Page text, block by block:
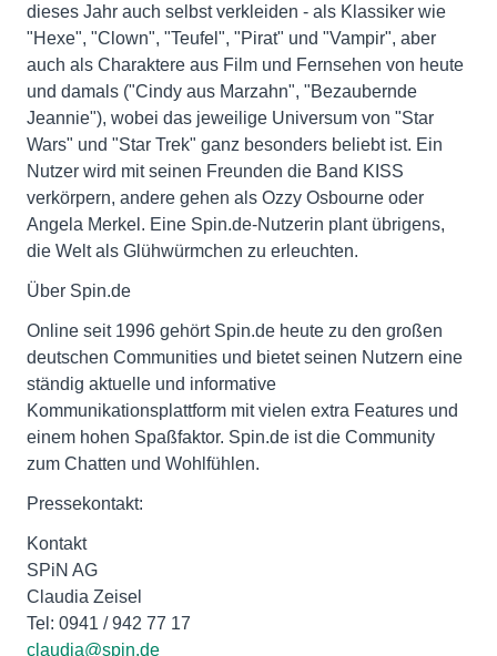
dieses Jahr auch selbst verkleiden - als Klassiker wie
"Hexe", "Clown", "Teufel", "Pirat" und "Vampir", aber
auch als Charaktere aus Film und Fernsehen von heute
und damals ("Cindy aus Marzahn", "Bezaubernde
Jeannie"), wobei das jeweilige Universum von "Star
Wars" und "Star Trek" ganz besonders beliebt ist. Ein
Nutzer wird mit seinen Freunden die Band KISS
verkörpern, andere gehen als Ozzy Osbourne oder
Angela Merkel. Eine Spin.de-Nutzerin plant übrigens,
die Welt als Glühwürmchen zu erleuchten.
Über Spin.de
Online seit 1996 gehört Spin.de heute zu den großen
deutschen Communities und bietet seinen Nutzern eine
ständig aktuelle und informative
Kommunikationsplattform mit vielen extra Features und
einem hohen Spaßfaktor. Spin.de ist die Community
zum Chatten und Wohlfühlen.
Pressekontakt:
Kontakt
SPiN AG
Claudia Zeisel
Tel: 0941 / 942 77 17
claudia@spin.de